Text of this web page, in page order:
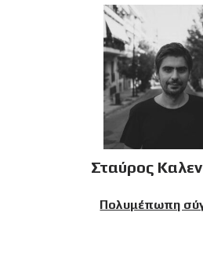
Σταύρος
Πολυμέπωπη